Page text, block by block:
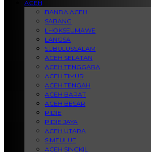
ACEH
BANDA ACEH
SABANG
LHOKSEUMAWE
LANGSA
SUBULUSSALAM
ACEH SELATAN
ACEH TENGGARA
ACEH TIMUR
ACEH TENGAH
ACEH BARAT
ACEH BESAR
PIDIE
PIDIE JAYA
ACEH UTARA
SIMEULUE
ACEH SINGKIL